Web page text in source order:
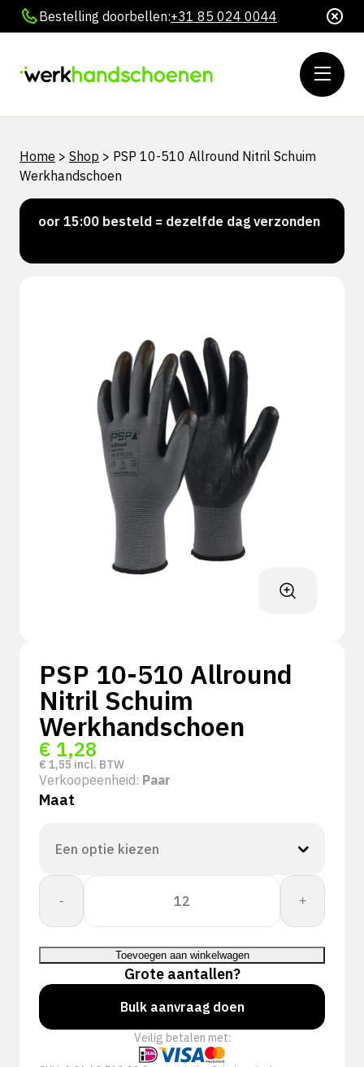
Bestelling doorbellen:+31 85 024 0044
Home > Shop > PSP 10-510 Allround Nitril Schuim
Werkhandschoen
Voor 15:00 besteld = dezelfde dag verzonden
PSP 10-510 Allround
Nitril Schuim
Werkhandschoen
€ 1,28
€ 1,55 incl. BTW
Verkoopeenheid: Paar
Maat
-
PSP
510
Nitril
Schuim
Werkhandschoen
aantal
+
Toevoegen aan winkelwagen
Grote aantallen?
Bulk aanvraag doen
Veilig betalen met: